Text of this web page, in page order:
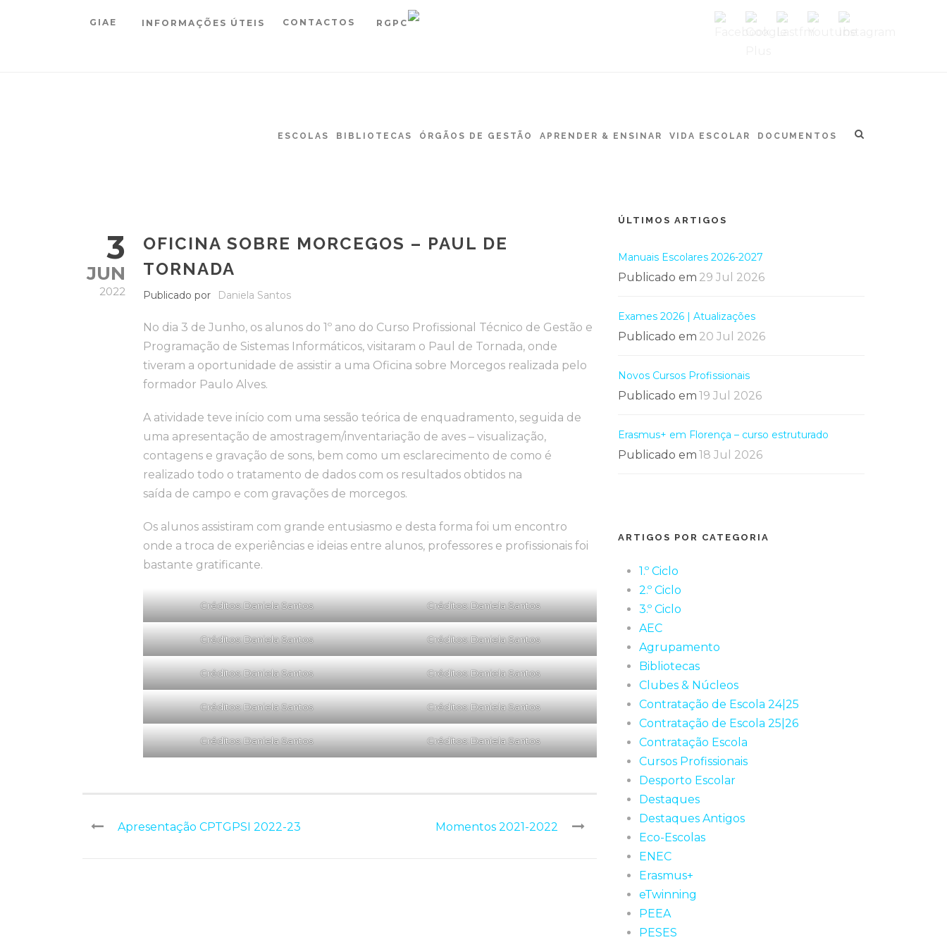
GIAE INFORMAÇÕES ÚTEIS CONTACTOS RGPC
ESCOLAS BIBLIOTECAS ÓRGÃOS DE GESTÃO APRENDER & ENSINAR VIDA ESCOLAR DOCUMENTOS
3
JUN
2022
OFICINA SOBRE MORCEGOS – PAUL DE
TORNADA
Publicado por Daniela Santos
No dia 3 de Junho, os alunos do 1º ano do Curso Profissional Técnico de Gestão e
Programação de Sistemas Informáticos, visitaram o Paul de Tornada, onde
tiveram a oportunidade de assistir a uma Oficina sobre Morcegos realizada pelo
formador Paulo Alves.
A atividade teve início com uma sessão teórica de enquadramento, seguida de
uma apresentação de amostragem/inventariação de aves – visualização,
contagens e gravação de sons, bem como um esclarecimento de como é
realizado todo o tratamento de dados com os resultados obtidos na
saída de campo e com gravações de morcegos.
Os alunos assistiram com grande entusiasmo e desta forma foi um encontro
onde a troca de experiências e ideias entre alunos, professores e profissionais foi
bastante gratificante.
Créditos: Daniela Santos Créditos: Daniela Santos
Créditos: Daniela Santos Créditos: Daniela Santos
Créditos: Daniela Santos Créditos: Daniela Santos
Créditos: Daniela Santos Créditos: Daniela Santos
Créditos: Daniela Santos Créditos: Daniela Santos
Apresentação CPTGPSI 2022-23 Momentos 2021-2022
ÚLTIMOS ARTIGOS
Manuais Escolares 2026-2027
Publicado em 29 Jul 2026
Exames 2026 | Atualizações
Publicado em 20 Jul 2026
Novos Cursos Profissionais
Publicado em 19 Jul 2026
Erasmus+ em Florença – curso estruturado
Publicado em 18 Jul 2026
ARTIGOS POR CATEGORIA
1.º Ciclo
2.º Ciclo
3.º Ciclo
AEC
Agrupamento
Bibliotecas
Clubes & Núcleos
Contratação de Escola 24|25
Contratação de Escola 25|26
Contratação Escola
Cursos Profissionais
Desporto Escolar
Destaques
Destaques Antigos
Eco-Escolas
ENEC
Erasmus+
eTwinning
PEEA
PESES